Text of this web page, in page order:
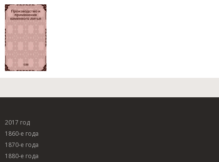
2017 год
1860-е года
1870-е года
1880-е года